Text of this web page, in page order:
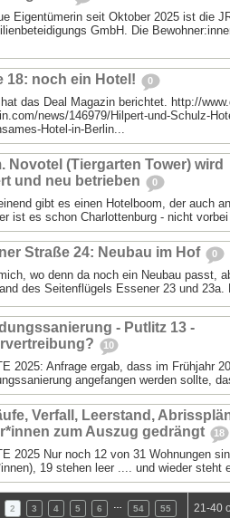
Eigentümerin seit Oktober 2025 ist die
GmbH. Die
18: noch ein Hotel! 0
das Deal Magazin berichtet. http://
news/146979/Hilpert-und-Schulz-
Hotel-in-Berlin...
Novotel (Tiergarten Tower) wird
und neu betrieben
0
gibt es einen Hotelboom, der auch
ist es schon Charlottenburg - nicht
Straße 24: Neubau im Hof 0
wo denn da noch ein Neubau passt,
des Seitenflügels Essener 23 und 23a.
- Putlitz 13 -
10
2025: Anfrage ergab, dass im Frühjahr
angefangen werden sollte,
Verfall, Leerstand,
zum Auszug gedrängt
18
2025 Nur noch 12 von 31 Wohnungen
19 stehen leer .... und wieder steht
2 3 4 5 6 54 55 21-40